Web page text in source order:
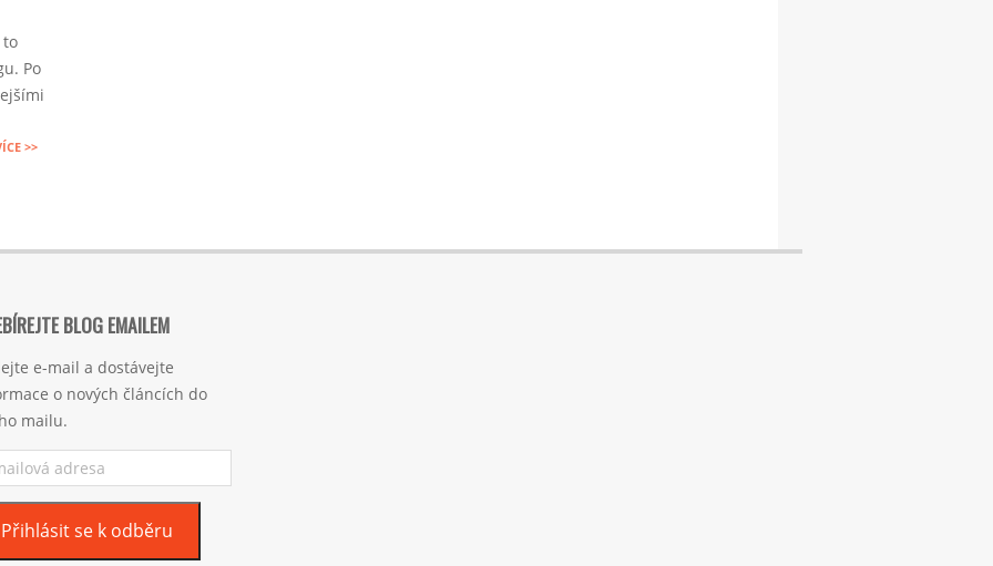
to
Po
>>
BLOG EMAILEM
e-mail a dostávejte
o nových článcích do
mailu.
Přihlásit se k odběru